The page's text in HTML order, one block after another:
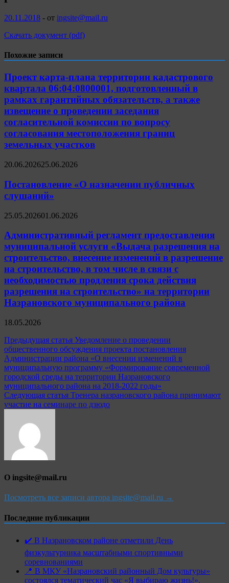
20.11.2018 - от ingsite@mail.ru
Скачать документ (pdf)
Похожие записи
Проект карта-плана территории кадастрового
квартала 06:04:0800001, подготовленный в
рамках гарантийных обязательств, а также
извещение о проведении заседания
согласительной комиссии по вопросу
согласования местоположения границ
земельных участков
20.06.202625.06.2026
Постановление «О назначении публичных
слушаний»
25.05.202601.06.2026
Административный регламент предоставления
муниципальной услуги «Выдача разрешения на
строительство, внесение изменений в разрешение
на строительство, в том числе в связи с
необходимостью продления срока действия
разрешения на строительство» на территории
Назрановского муниципального района
18.05.2026
Навигация
по
записям
Предыдущая статья Уведомление о проведении
общественного обсуждения проекта постановления
Администрации района «О внесении изменений в
муниципальную программу «Формирование современной
городской среды на территории Назрановского
муниципального района на 2018-2022 годы»
Следующая статья Тренера назрановского района принимают
участие на семинаре по дзюдо
О ingsite@mail.ru
Посмотреть все записи автора ingsite@mail.ru →
Последние публикации
✔️ В Назрановском районе отметили День
физкультурника масштабными спортивными
соревнованиями
📍 В МКУ «Назрановский районный Дом культуры»
состоялся тематический час «Я выбираю жизнь!»,